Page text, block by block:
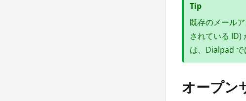
Tip
既存のメール
されている ID)
は、Dialpad で
オープン